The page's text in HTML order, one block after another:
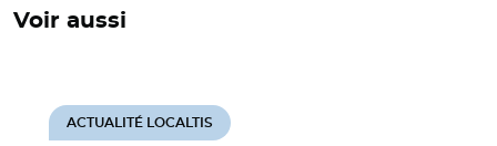
Voir aussi
ACTUALITÉ LOCALTIS